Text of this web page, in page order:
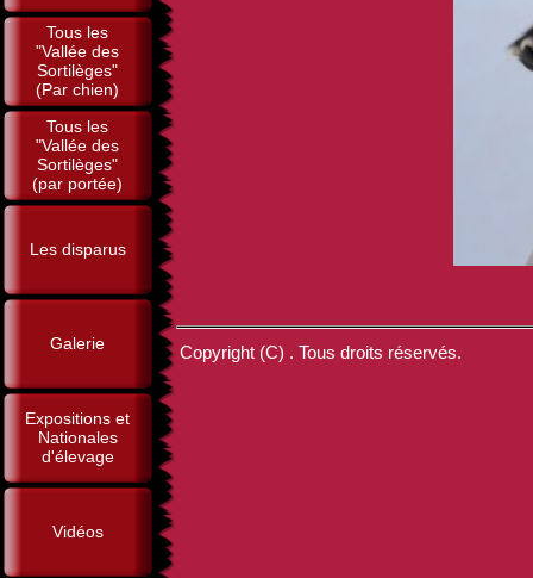
Tous les
"Vallée des
Sortilèges"
(Par chien)
Tous les
"Vallée des
Sortilèges"
(par portée)
Les disparus
Galerie
Expositions et
Nationales
d'élevage
Vidéos
Copyright (C) . Tous droits réservés.